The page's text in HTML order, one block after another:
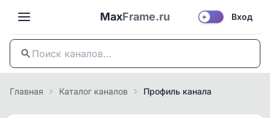
MaxFrame.ru ☀️ Вход
Главная Каталог каналов Профиль канала